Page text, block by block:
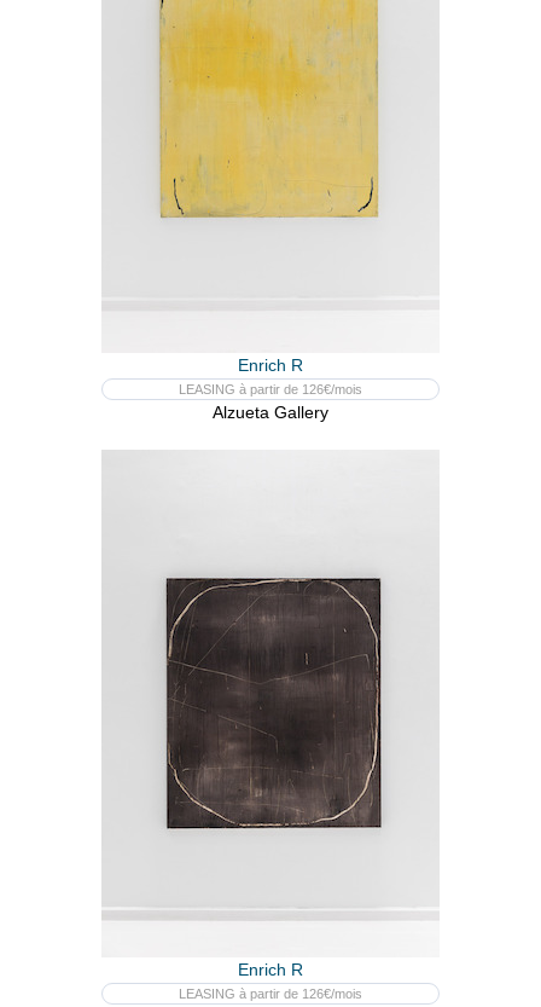
Enrich R
LEASING à partir de 126€/mois
Alzueta Gallery
Enrich R
LEASING à partir de 126€/mois